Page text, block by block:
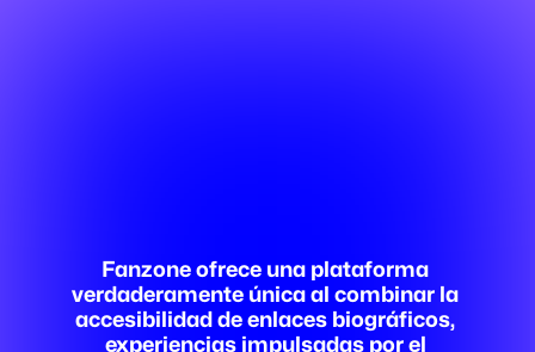
Mejora lealtad de los
conlagamificación
Fanzone ofrece una plataforma
verdaderamente única al combinar la
accesibilidad de enlaces biográficos,
experiencias impulsadas por el